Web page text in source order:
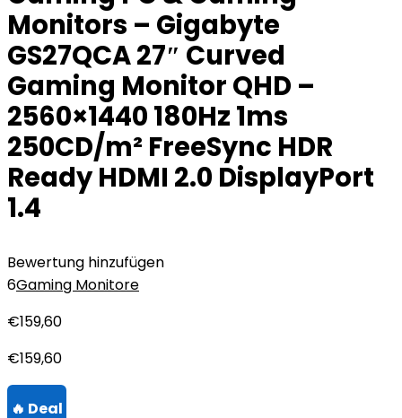
Monitors – Gigabyte
GS27QCA 27″ Curved
Gaming Monitor QHD –
2560×1440 180Hz 1ms
250CD/m² FreeSync HDR
Ready HDMI 2.0 DisplayPort
1.4
Bewertung hinzufügen
6Gaming Monitore
€159,60
€159,60